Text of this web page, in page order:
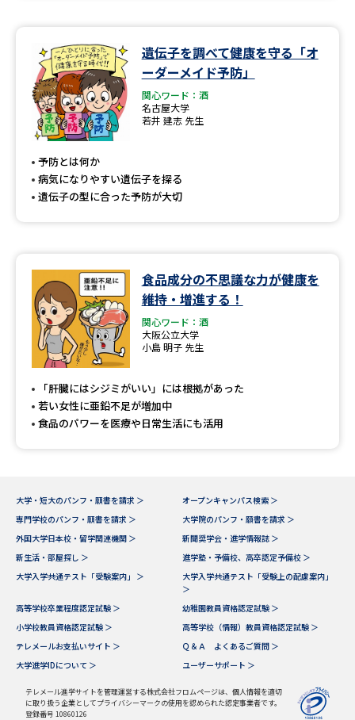
遺伝子を調べて健康を守る「オ
ーダーメイド予防」
関心ワード：酒
名古屋大学
若井 建志 先生
予防とは何か
病気になりやすい遺伝子を探る
遺伝子の型に合った予防が大切
食品成分の不思議な力が健康を
維持・増進する！
関心ワード：酒
大阪公立大学
小島 明子 先生
「肝臓にはシジミがいい」には根拠があった
若い女性に亜鉛不足が増加中
食品のパワーを医療や日常生活にも活用
大学・短大のパンフ・願書を請求 ＞
オープンキャンパス検索 ＞
専門学校のパンフ・願書を請求 ＞
大学院のパンフ・願書を請求 ＞
外国大学日本校・留学関連機関 ＞
新聞奨学会・進学情報誌 ＞
新生活・部屋探し ＞
進学塾・予備校、高卒認定予備校 ＞
大学入学共通テスト「受験案内」 ＞
大学入学共通テスト「受験上の配慮案内」
＞
高等学校卒業程度認定試験 ＞
幼稚園教員資格認定試験 ＞
小学校教員資格認定試験 ＞
高等学校（情報）教員資格認定試験 ＞
テレメールお支払いサイト ＞
Ｑ＆Ａ よくあるご質問 ＞
大学進学IDについて ＞
ユーザーサポート ＞
テレメール進学サイトを管理運営する株式会社フロムページは、個人情報を適切
に取り扱う企業としてプライバシーマークの使用を認められた認定事業者です。
登録番号 10860126